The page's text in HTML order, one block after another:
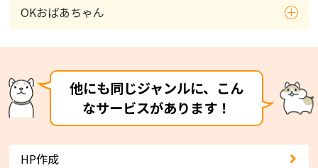
OKおばあちゃん
他にも同じジャンルに、こん
なサービスがあります！
HP作成